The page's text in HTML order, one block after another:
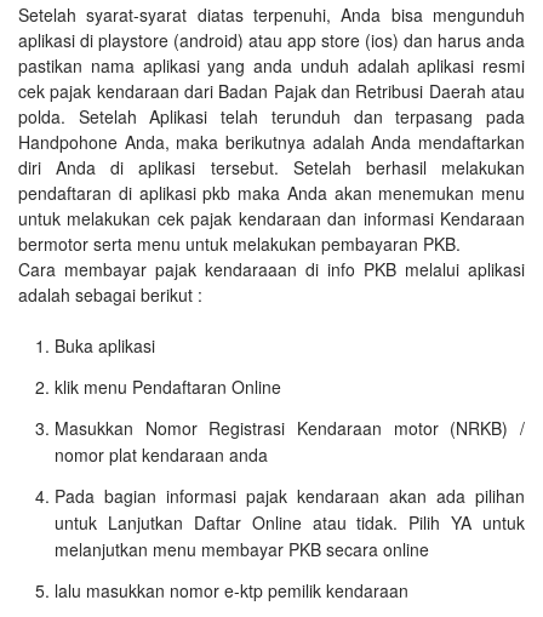
Setelah syarat-syarat diatas terpenuhi, Anda bisa mengunduh
aplikasi di playstore (android) atau app store (ios) dan harus anda
pastikan nama aplikasi yang anda unduh adalah aplikasi resmi
cek pajak kendaraan dari Badan Pajak dan Retribusi Daerah atau
polda. Setelah Aplikasi telah terunduh dan terpasang pada
Handpohone Anda, maka berikutnya adalah Anda mendaftarkan
diri Anda di aplikasi tersebut. Setelah berhasil melakukan
pendaftaran di aplikasi pkb maka Anda akan menemukan menu
untuk melakukan cek pajak kendaraan dan informasi Kendaraan
bermotor serta menu untuk melakukan pembayaran PKB.
Cara membayar pajak kendaraaan di info PKB melalui aplikasi
adalah sebagai berikut :
Buka aplikasi
klik menu Pendaftaran Online
Masukkan Nomor Registrasi Kendaraan motor (NRKB) /
nomor plat kendaraan anda
Pada bagian informasi pajak kendaraan akan ada pilihan
untuk Lanjutkan Daftar Online atau tidak. Pilih YA untuk
melanjutkan menu membayar PKB secara online
lalu masukkan nomor e-ktp pemilik kendaraan